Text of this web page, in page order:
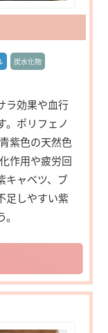
炭水化物
ラ効果や血行
。ポリフェノ
紫色の天然色
作用や疲労回
キャベツ、ブ
足しやすい紫